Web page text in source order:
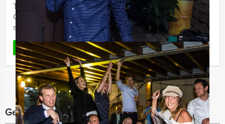
Tijdens de 'Ik hou van Holland Lunch' van Holland Tour
Guides in Heerlen gaan we het beroemde tv-
spel spelen. Heeft u alle kennis paraat? Wij zullen ...
LEES MEER Favoriet
Gerelateerde categorieën